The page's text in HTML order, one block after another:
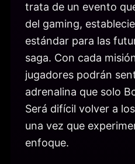
trata de un evento
del gaming,
estándar para las
saga. Con cada
jugadores podrán
adrenalina que solo
Será difícil volver a
una vez que
enfoque.